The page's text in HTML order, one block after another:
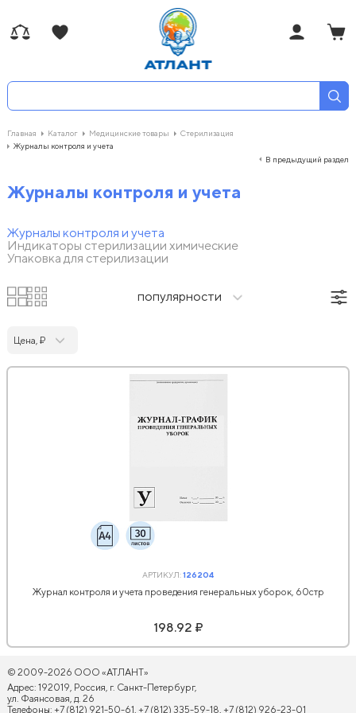
Главная Каталог Медицинские товары
Стерилизация
Журналы контроля и учета
В предыдущий раздел
Журналы контроля и учета
Журналы контроля и учета
Индикаторы стерилизации химические
Упаковка для стерилизации
популярности
Цена, ₽
АРТИКУЛ:126204
Журнал контроля и учета проведения генеральных уборок, 60стр
198.92 ₽
© 2009-2026 ООО «АТЛАНТ»
Адрес: 192019, Россия, г. Санкт-Петербург,
ул. Фаянсовая, д. 26
Телефоны: +7 (812) 921-50-61, +7 (812) 335-59-18, +7 (812) 926-23-01